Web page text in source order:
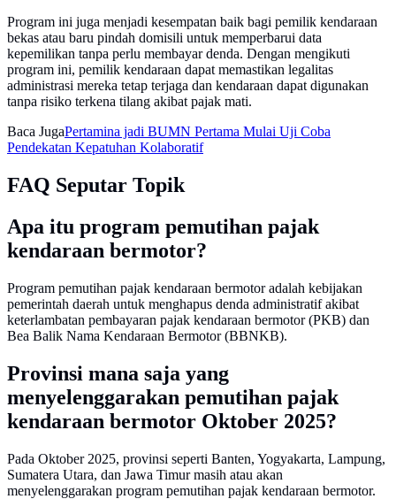
Program ini juga menjadi kesempatan baik bagi pemilik kendaraan
bekas atau baru pindah domisili untuk memperbarui data
kepemilikan tanpa perlu membayar denda. Dengan mengikuti
program ini, pemilik kendaraan dapat memastikan legalitas
administrasi mereka tetap terjaga dan kendaraan dapat digunakan
tanpa risiko terkena tilang akibat pajak mati.
Baca JugaPertamina jadi BUMN Pertama Mulai Uji Coba
Pendekatan Kepatuhan Kolaboratif
FAQ Seputar Topik
Apa itu program pemutihan pajak
kendaraan bermotor?
Program pemutihan pajak kendaraan bermotor adalah kebijakan
pemerintah daerah untuk menghapus denda administratif akibat
keterlambatan pembayaran pajak kendaraan bermotor (PKB) dan
Bea Balik Nama Kendaraan Bermotor (BBNKB).
Provinsi mana saja yang
menyelenggarakan pemutihan pajak
kendaraan bermotor Oktober 2025?
Pada Oktober 2025, provinsi seperti Banten, Yogyakarta, Lampung,
Sumatera Utara, dan Jawa Timur masih atau akan
menyelenggarakan program pemutihan pajak kendaraan bermotor.